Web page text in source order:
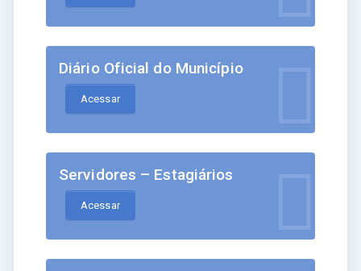
Diário Oficial do Município
Acessar
Servidores – Estagiários
Acessar